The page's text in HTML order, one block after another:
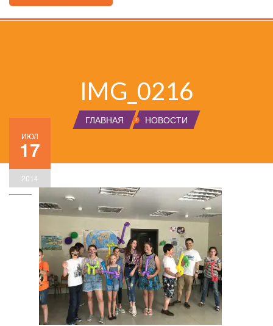
IMG_0216
ГЛАВНАЯ НОВОСТИ
ИЮЛ
17
2014